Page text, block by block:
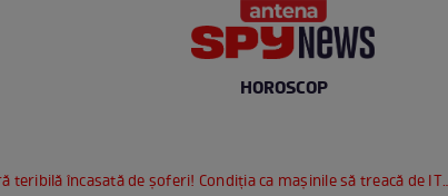
HOROSCOP
teribilă încasată de şoferi! Condiţia ca maşinile să treacă de ITP!